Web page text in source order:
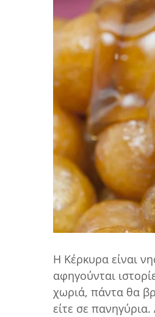
Η Κέρκυρα είναι
αφηγούνται
χωριά, πάντα θα
είτε σε